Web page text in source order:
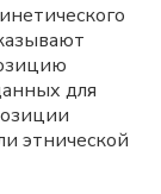
для
этнической